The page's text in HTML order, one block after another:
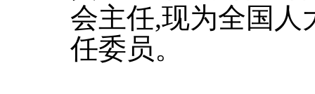
会主任,现为全国人
任委员。